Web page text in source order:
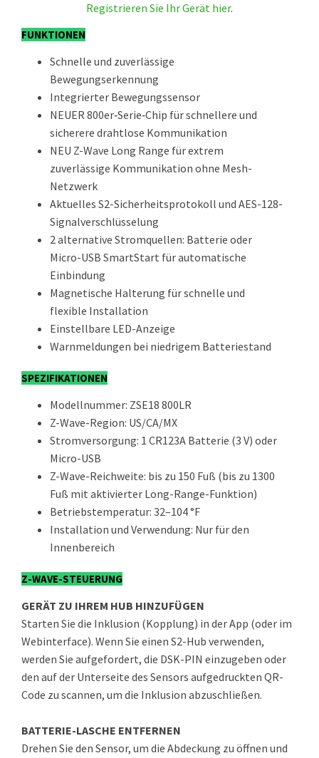
Registrieren Sie Ihr Gerät hier.
FUNKTIONEN
Schnelle und zuverlässige
Bewegungserkennung
Integrierter Bewegungssensor
NEUER 800er‑Serie‑Chip für schnellere und
sicherere drahtlose Kommunikation
NEU Z-Wave Long Range für extrem
zuverlässige Kommunikation ohne Mesh-
Netzwerk
Aktuelles S2-Sicherheitsprotokoll und AES-128-
Signalverschlüsselung
2 alternative Stromquellen: Batterie oder
Micro-USB SmartStart für automatische
Einbindung
Magnetische Halterung für schnelle und
flexible Installation
Einstellbare LED-Anzeige
Warnmeldungen bei niedrigem Batteriestand
SPEZIFIKATIONEN
Modellnummer: ZSE18 800LR
Z-Wave-Region: US/CA/MX
Stromversorgung: 1 CR123A Batterie (3 V) oder
Micro-USB
Z-Wave-Reichweite: bis zu 150 Fuß (bis zu 1300
Fuß mit aktivierter Long-Range-Funktion)
Betriebstemperatur: 32–104 °F
Installation und Verwendung: Nur für den
Innenbereich
Z-WAVE-STEUERUNG
GERÄT ZU IHREM HUB HINZUFÜGEN
Starten Sie die Inklusion (Kopplung) in der App (oder im
Webinterface). Wenn Sie einen S2-Hub verwenden,
werden Sie aufgefordert, die DSK-PIN einzugeben oder
den auf der Unterseite des Sensors aufgedruckten QR-
Code zu scannen, um die Inklusion abzuschließen.
BATTERIE-LASCHE ENTFERNEN
Drehen Sie den Sensor, um die Abdeckung zu öffnen und